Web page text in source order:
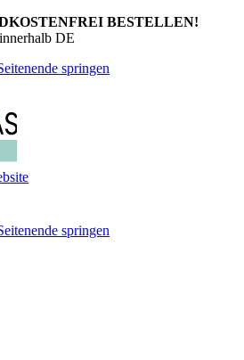
BESTELLEN!
DE
springen
springen